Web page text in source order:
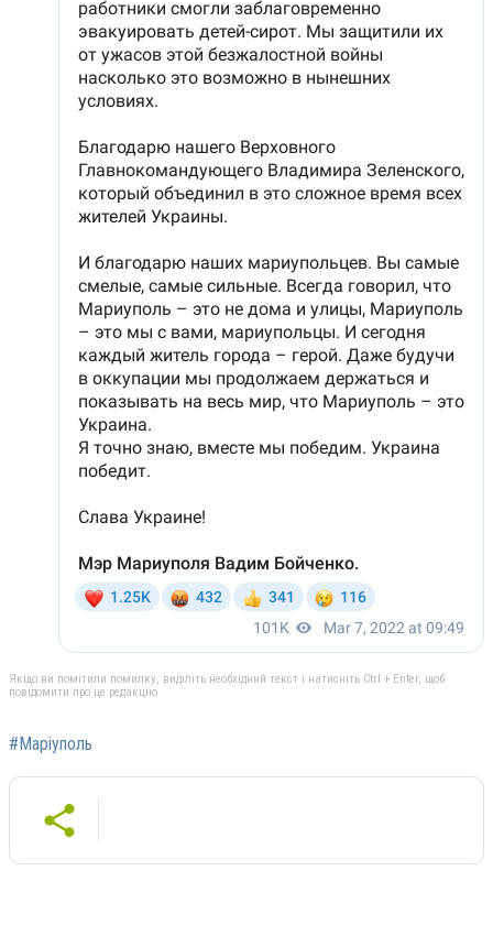
Якщо ви помітили помилку, виділіть необхідний текст і натисніть Ctrl + Enter, щоб
повідомити про це редакцію
#Маріуполь